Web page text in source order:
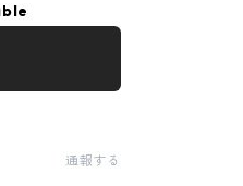
通報する